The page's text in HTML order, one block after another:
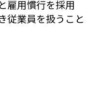
雇用慣行を採用
従業員を扱うこと